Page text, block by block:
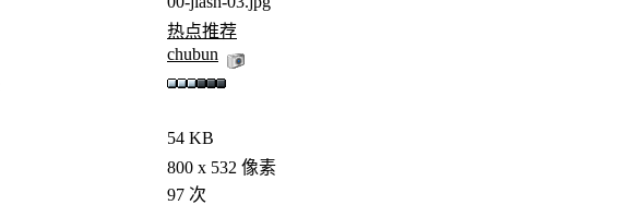
热点推荐
chubun
54 KB
800 x 532 像素
97 次